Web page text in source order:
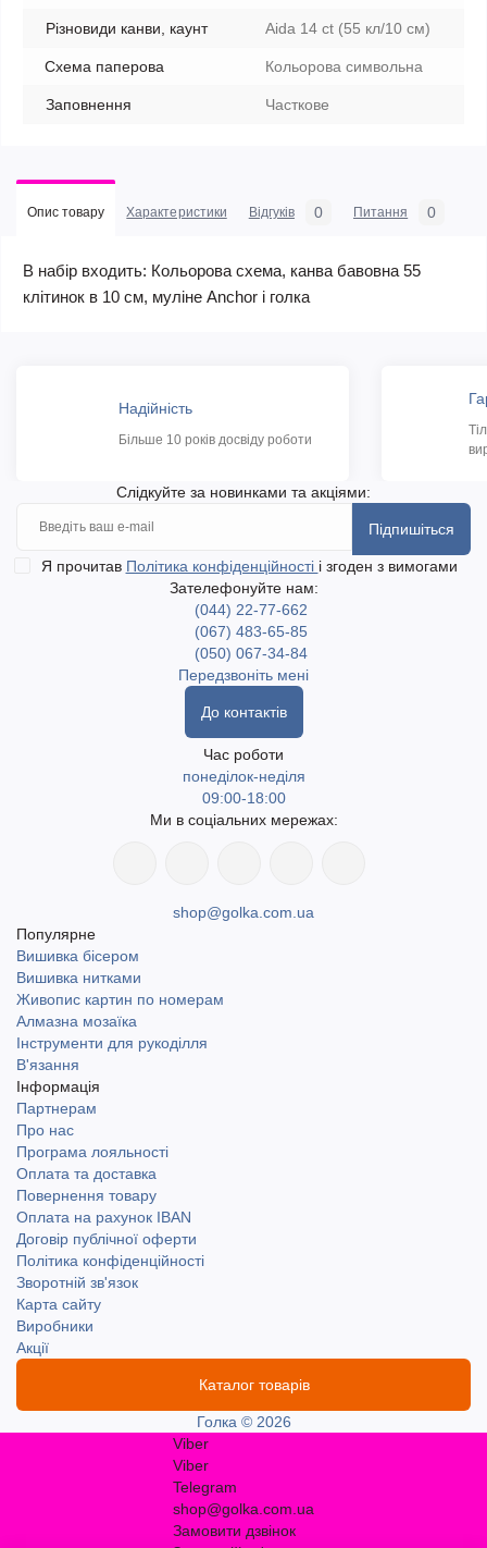
Різновиди канви, каунт Aida 14 ct (55 кл/10 см)
Схема паперова Кольорова символьна
Заповнення Часткове
Опис товару Характеристики Відгуків 0 Питання 0
В набір входить: Кольорова схема, канва бавовна 55
клітинок в 10 см, муліне Anchor і голка
Надійність
Більше 10 років досвіду роботи
Слідкуйте за новинками та акціями:
Підпишіться
Я прочитав Політика конфіденційності і згоден з вимогами
Зателефонуйте нам:
(044) 22-77-662
(067) 483-65-85
(050) 067-34-84
Передзвоніть мені
До контактів
Час роботи
понеділок-неділя
09:00-18:00
Ми в соціальних мережах:
shop@golka.com.ua
Популярне
Вишивка бісером
Вишивка нитками
Живопис картин по номерам
Алмазна мозаїка
Інструменти для рукоділля
В'язання
Інформація
Партнерам
Про нас
Програма лояльності
Оплата та доставка
Повернення товару
Оплата на рахунок IBAN
Договір публічної оферти
Політика конфіденційності
Зворотній зв'язок
Карта сайту
Виробники
Акції
Каталог товарів
Голка © 2026
Viber
Viber
Telegram
shop@golka.com.ua
Замовити дзвінок